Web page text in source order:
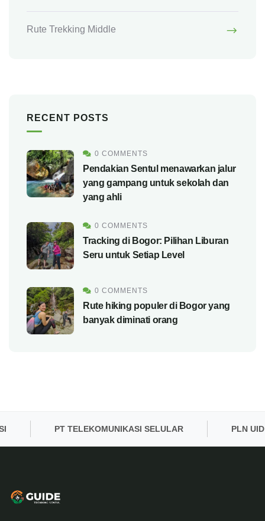
Rute Trekking Middle
RECENT POSTS
0 COMMENTS
Pendakian Sentul menawarkan jalur
yang gampang untuk sekolah dan
yang ahli
0 COMMENTS
Tracking di Bogor: Pilihan Liburan
Seru untuk Setiap Level
0 COMMENTS
Rute hiking populer di Bogor yang
banyak diminati orang
PT TELEKOMUNIKASI SELULAR PLN UID